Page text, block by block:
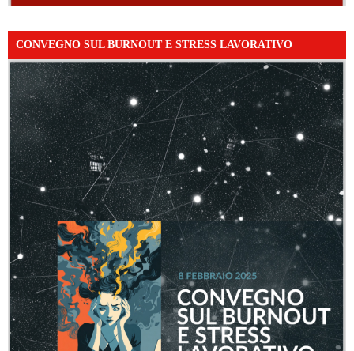
CONVEGNO SUL BURNOUT E STRESS LAVORATIVO